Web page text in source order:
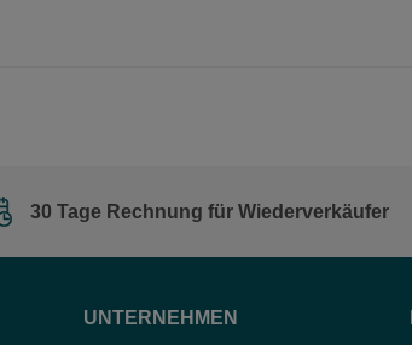
30 Tage Rechnung für Wiederverkäufer
UNTERNEHMEN